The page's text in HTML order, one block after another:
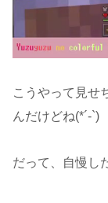
こうやって見せ
んだけどね(*´-`)
だって、自慢し